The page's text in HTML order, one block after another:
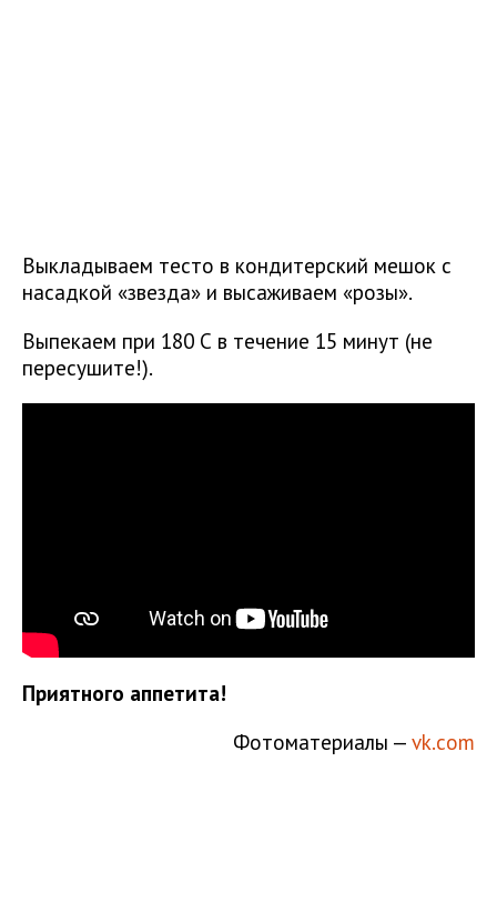
Выкладываем тесто в кондитерский мешок с
насадкой «звезда» и высаживаем «розы».
Выпекаем при 180 С в течение 15 минут (не
пересушите!).
Приятного аппетита!
Фотоматериалы — vk.com